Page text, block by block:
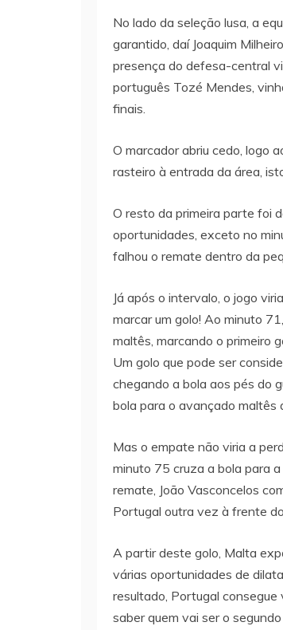
No lado da seleção lusa, a
garantido, daí Joaquim
presença do defesa-central
português Tozé Mendes,
finais.
O marcador abriu cedo, logo
rasteiro à entrada da área,
O resto da primeira parte foi
oportunidades, exceto no
falhou o remate dentro da
Já após o intervalo, o jogo
marcar um golo! Ao minuto
maltês, marcando o primeiro
Um golo que pode ser
chegando a bola aos pés do
bola para o avançado maltês
Mas o empate não viria a
minuto 75 cruza a bola para
remate, João Vasconcelos
Portugal outra vez à frente
A partir deste golo, Malta
várias oportunidades de
resultado, Portugal
saber quem vai ser o